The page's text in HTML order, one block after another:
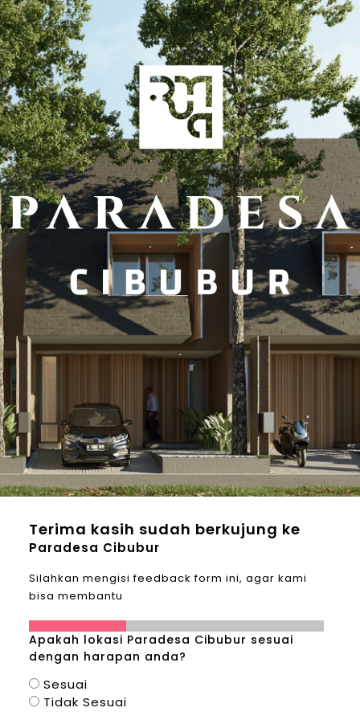
Terima kasih sudah berkujung ke
Paradesa Cibubur
Silahkan mengisi feedback form ini, agar kami
bisa membantu
Apakah lokasi Paradesa Cibubur sesuai
dengan harapan anda?
Sesuai
Tidak Sesuai